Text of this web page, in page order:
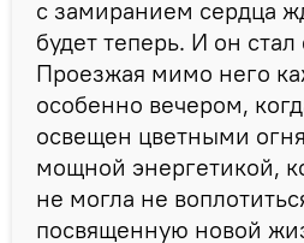
с замиранием сердца
будет теперь. И он
Проезжая мимо него
особенно вечером,
освещен цветными
мощной энергетикой,
не могла не
посвященную новой